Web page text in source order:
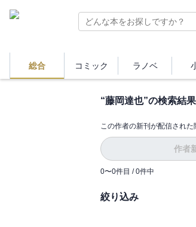
総合 コミック ラノベ
“藤岡達也”の検索結果
この作者の新刊が配信された
作者
0〜0件目 / 0件中
絞り込み